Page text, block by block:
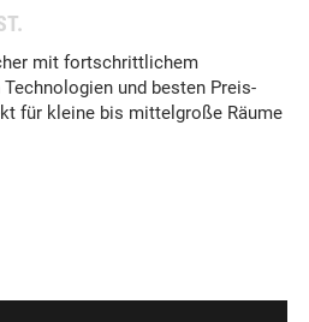
mit fortschrittlichem
und besten Preis-
für kleine bis mittelgroße Räume